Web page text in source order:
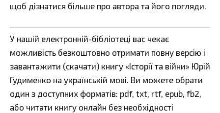
щоб дізнатися більше про автора та його погляди.
У нашій електронній-бібліотеці вас чекає
можливість безкоштовно отримати повну версію і
завантажити (скачати) книгу «Історії та війни» Юрій
Гудименко на українській мові. Ви можете обрати
один з доступних форматів: pdf, txt, rtf, epub, fb2,
або читати книгу онлайн без необхідності